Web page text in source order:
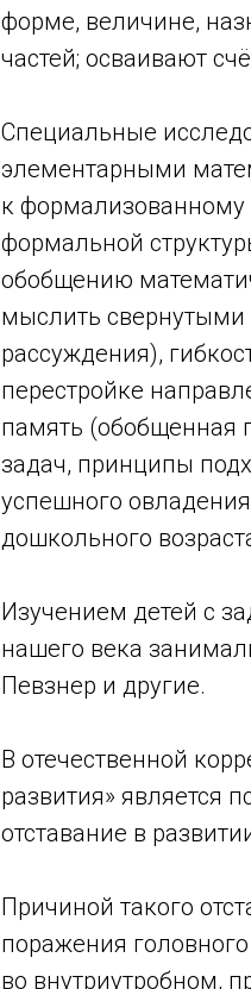
форме, величине,
частей; осваивают
Специальные
элементарными
к формализованному
формальной
обобщению
мыслить свернутыми
рассуждения),
перестройке
память (обобщенная
задач, принципы
успешного
дошкольного
Изучением детей с
нашего века
Певзнер и другие.
В отечественной
развития» является
отставание в
Причиной такого
поражения
во внутриутробном,